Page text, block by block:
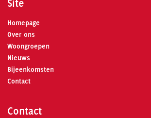
Site
Homepage
Over ons
Woongroepen
Nieuws
Bijeenkomsten
Contact
Contact